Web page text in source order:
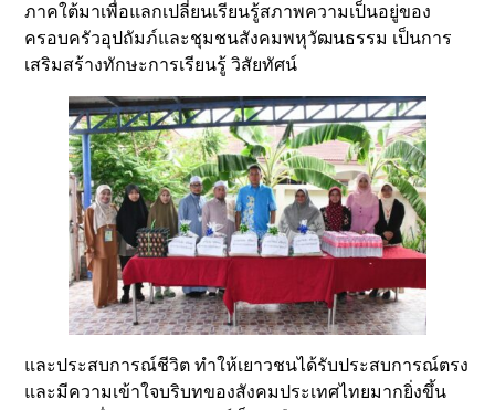
ภาคใต้มาเพื่อแลกเปลี่ยนเรียนรู้สภาพความเป็นอยู่ของ
ครอบครัวอุปถัมภ์และชุมชนสังคมพหุวัฒนธรรม เป็นการ
เสริมสร้างทักษะการเรียนรู้ วิสัยทัศน์
และประสบการณ์ชีวิต ทำให้เยาวชนได้รับประสบการณ์ตรง
และมีความเข้าใจบริบทของสังคมประเทศไทยมากยิ่งขึ้น